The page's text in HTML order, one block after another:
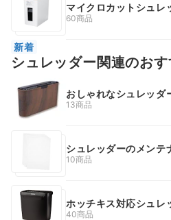
マイクロカットシュレ
60商品
新着
シュレッダー関連のお
おしゃれなシュレッダ
13商品
シュレッダーのメンテ
10商品
ホッチキス対応シュレ
40商品